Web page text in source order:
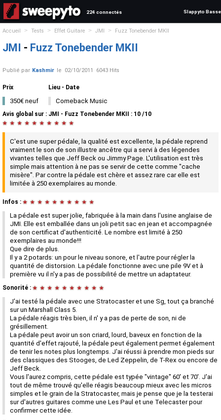
224 connectés Slappyto Basse
Accueil > Tests > Effet Guitare > JMI > Fuzz Tonebender MKII
JMI - Fuzz Tonebender MKII
Publié par Kashmir le 02/10/2011 6043 Hits
Prix
350€ neuf
Lieu - Date
Comeback Music
Avis global sur : JMI - Fuzz Tonebender MKII : 10 /10
★ ★ ★ ★ ★ ★ ★ ★ ★ ★
C'est une super pédale, la qualité est excellente, la pédale reprend
vraiment le son de son illustre ancêtre qui a servi à des légendes
vivantes telles que Jeff Beck ou Jimmy Page. L'utilisation est très
simple mais attention à ne pas se servir de cette comme "cache
misère". Par contre la pédale est chère et assez rare car elle est
limitée à 250 exemplaires au monde.
Infos : ★ ★ ★ ★ ★ ★ ★ ★ ★ ★
La pédale est super jolie, fabriquée à la main dans l'usine anglaise de
JMI. Elle est emballée dans un joli petit sac en jean et accompagnée
de son certificat d'authenticité. Le nombre est limité à 250
exemplaires au monde!!!
Que dire de plus.
Il y a 2 potards: un pour le niveau sonore, et l'autre pour régler la
quantité de distorsion. La pédale fonctionne avec une pile 9V et à
première vu il n'y a pas de possibilité de mettre un adaptateur.
Sonorité : ★ ★ ★ ★ ★ ★ ★ ★ ★ ★
J'ai testé la pédale avec une Stratocaster et une Sg, tout ça branché
sur un Marshall Class 5.
La pédale réagis très bien, il n' y a pas de perte de son, ni de
grésillement.
La pédale peut avoir un son criard, lourd, baveux en fonction de la
quantité d'effet rajouté, la pédale peut également permet également
de tenir les notes plus longtemps. J'ai réussi à prendre mon pieds sur
des classiques des Stooges, de Led Zeppelin, de T-Rex ou encore de
Jeff Beck.
Vous l'aurez compris, cette pédale est typée "vintage" 60' et 70'. J'ai
tout de même trouvé qu'elle réagis beaucoup mieux avec les micros
simples et le grain de la Stratocaster, mais je pense que je la testerai
sur d'autres guitares comme une Les Paul et une Telecaster pour
confirmer cette idée.